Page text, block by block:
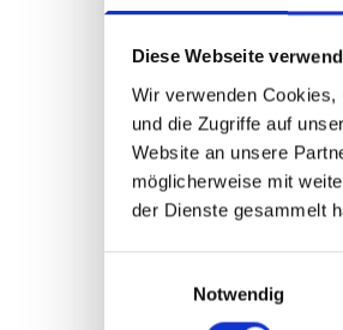
Diese Webseite
Wir verwenden
und die Zugriffe auf
Website an unsere
möglicherweise mit
der Dienste gesammelt
Notwendig
Baujahr
Objektbeschreibung:
Die 74 m² große
Küche, 1 Galerie-Diele,
Der Charme aus den
Wohnung